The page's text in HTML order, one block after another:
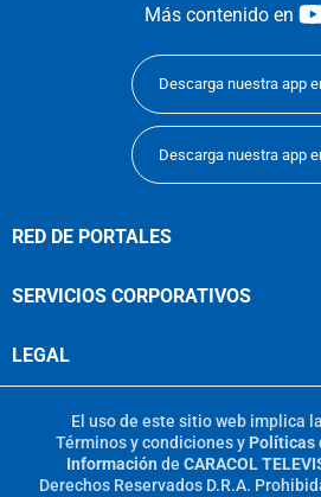
Más contenido en
Descarga nuestra app
Descarga nuestra app
RED DE PORTALES
SERVICIOS CORPORATIVOS
LEGAL
El uso de este sitio web implica
Términos y condicionesy Políticas
Información de CARACOL
Derechos Reservados D.R.A.